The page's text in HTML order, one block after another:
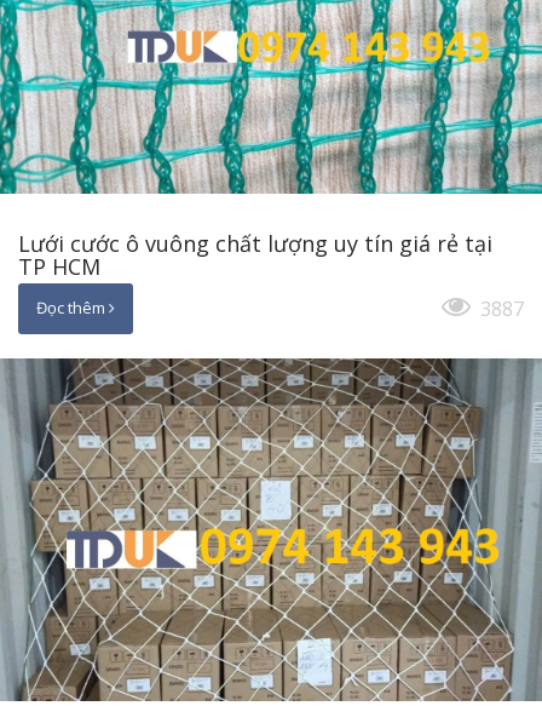
Lưới cước ô vuông chất lượng uy tín giá rẻ tại
TP HCM
Đọc thêm 3887